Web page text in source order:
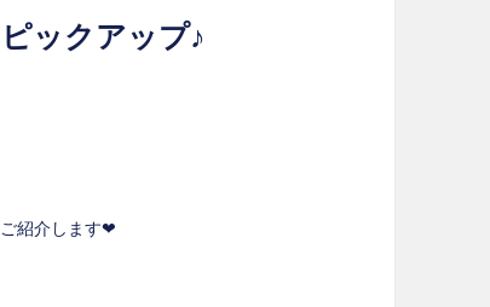
ックアップ♪
紹介します❤